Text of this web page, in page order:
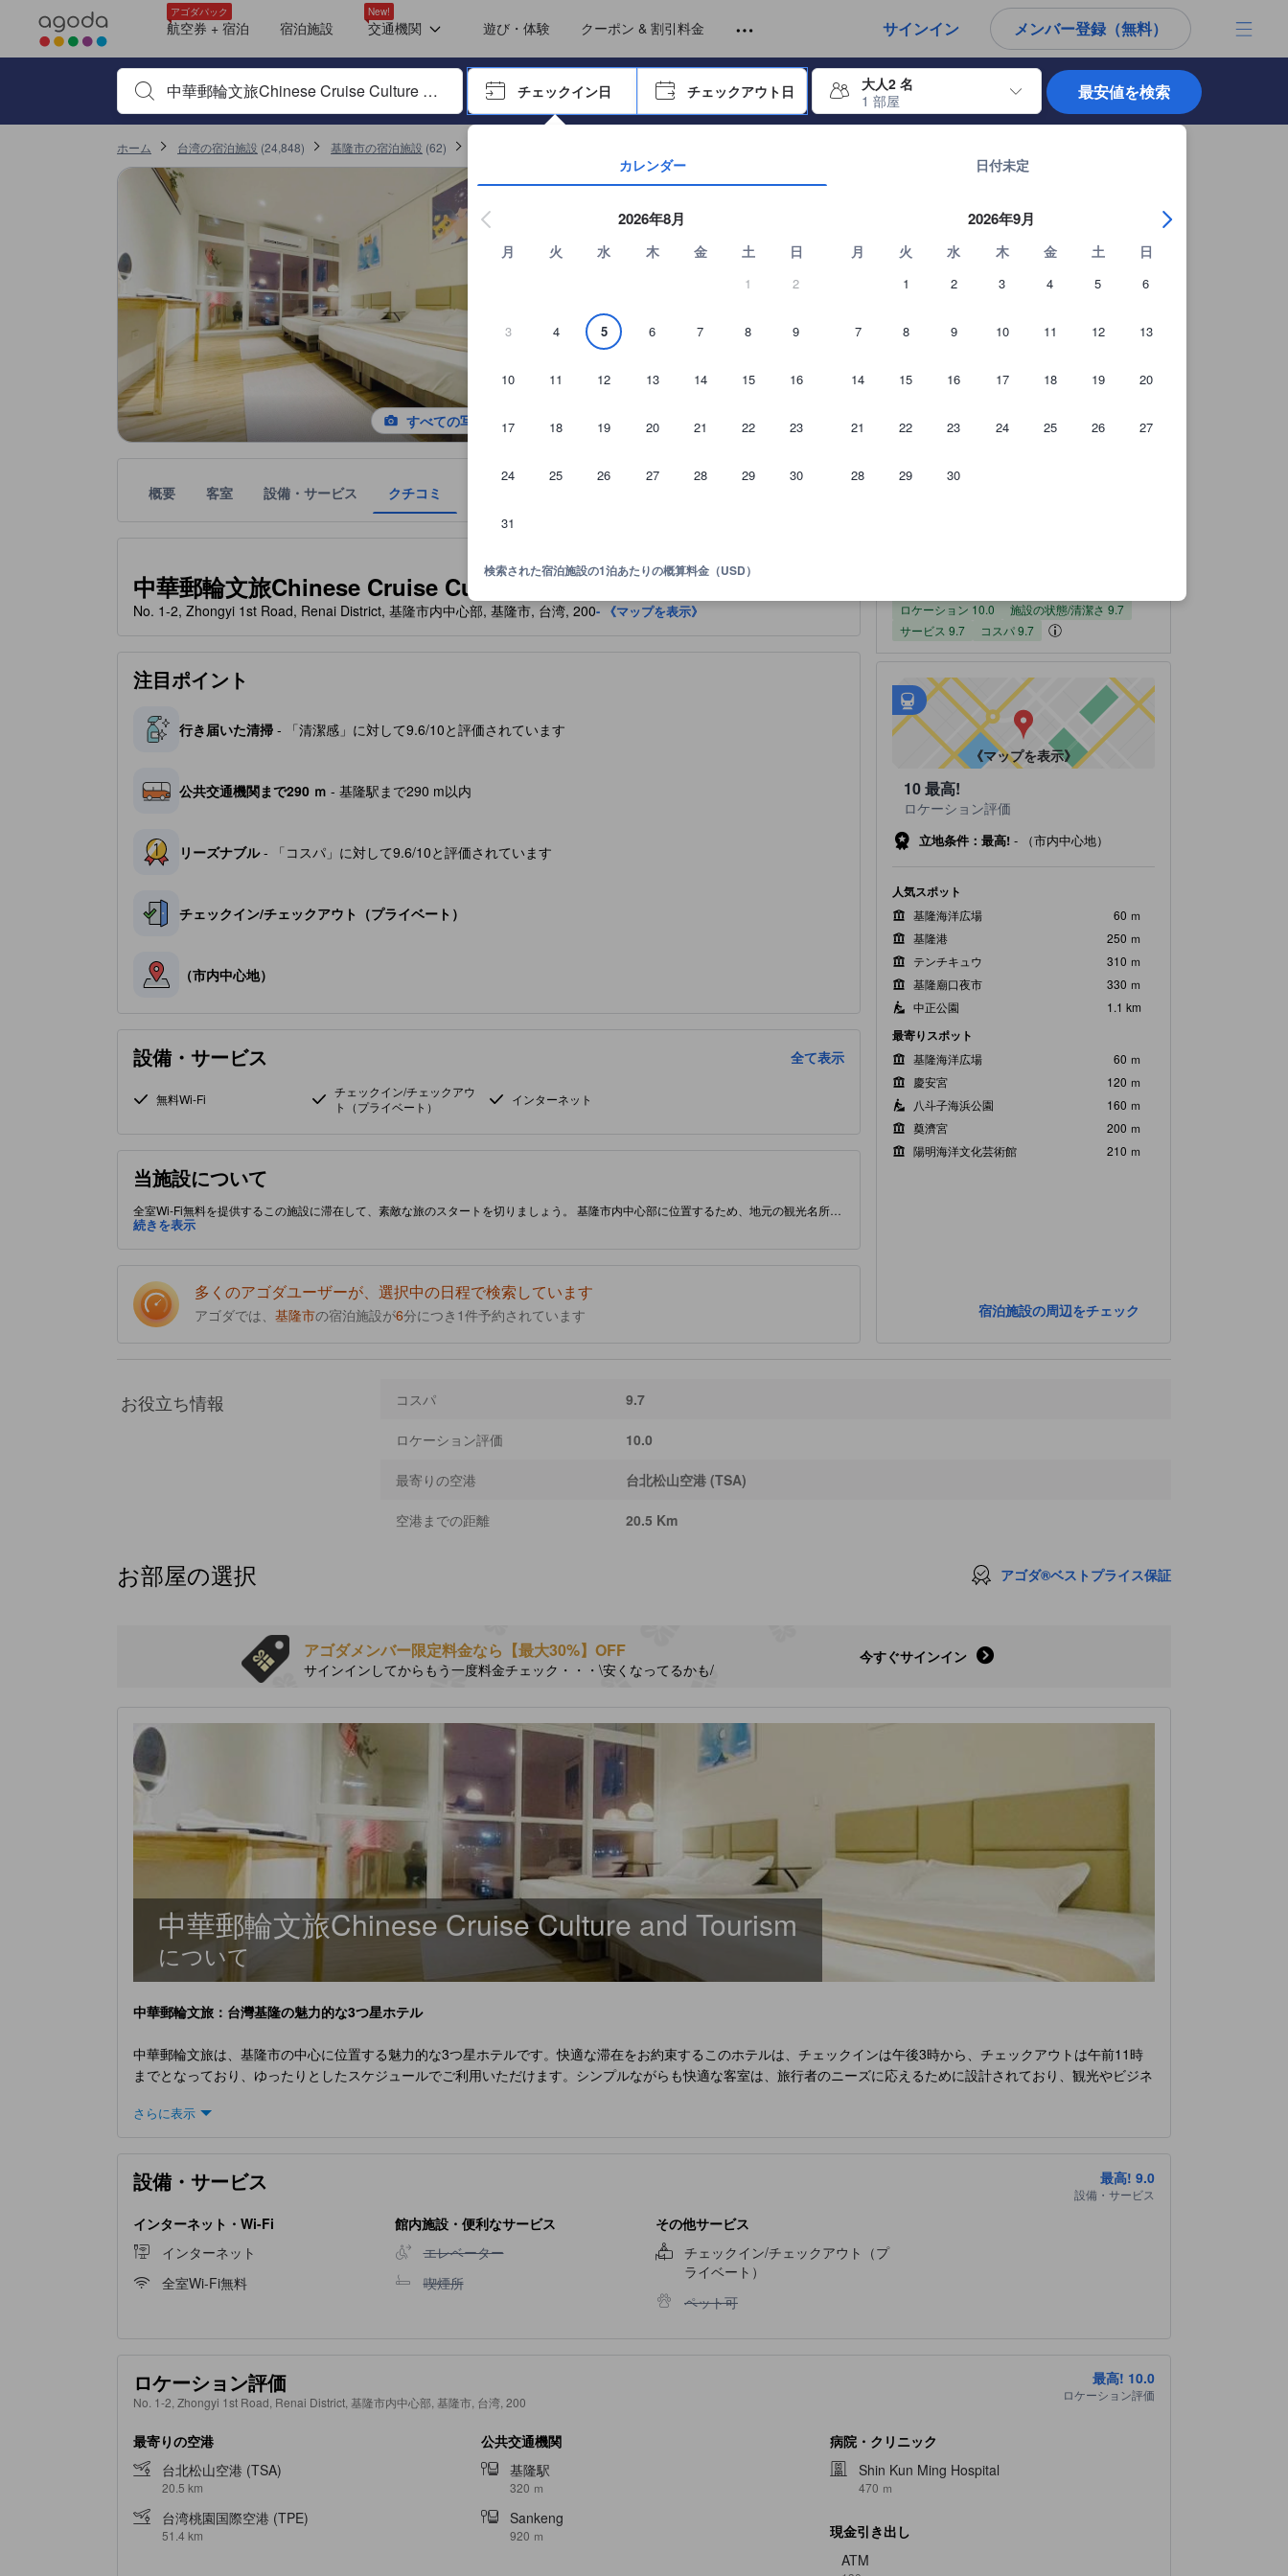
アゴダパック
航空券 + 宿泊 宿泊施設
New!
交通機関 遊び・体験 クーポン & 割引料金 サインイン メンバー登録（無料）
宿泊施設名やキーワードを入力し、矢印キーやタブキーで進み、エンターキーを押して内容を確定して、検索します。
チェックイン日 チェックアウト日
大人2 名
1 部屋
エンターキーを押して日付選択画面の操作を開始します。方向キーを使用して、チェックイン日とチェックアウト日を移動します。エンターキ
カレンダー 日付未定
2026年8月
月 火 水 木 金 土 日
1 2
3 4 5 6 7 8 9
10 11 12 13 14 15 16
17 18 19 20 21 22 23
24 25 26 27 28 29 30
31
2026年9月
月 火 水 木 金 土 日
1 2 3 4 5 6
7 8 9 10 11 12 13
14 15 16 17 18 19 20
21 22 23 24 25 26 27
28 29 30
検索された宿泊施設の1泊あたりの概算料金（USD）
最安値を検索
ホーム 台湾の宿泊施設 (24,848) 基隆市の宿泊施設 (62)
すべての写真を見る
概要 客室 設備・サービス クチコミ
中華郵輪文旅Chinese Cruise Culture and Tourism
No. 1-2, Zhongyi 1st Road, Renai District, 基隆市内中心部, 基隆市, 台湾, 200- 《マップを表示》
注目ポイント
行き届いた清掃 - 「清潔感」に対して9.6/10と評価されています
公共交通機関まで290 ｍ - 基隆駅まで290 m以内
リーズナブル- 「コスパ」に対して9.6/10と評価されています
チェックイン/チェックアウト（プライベート）
（市内中心地）
設備・サービス 全て表示
無料Wi-Fi
チェックイン/チェックアウ
ト（プライベート）
インターネット
当施設について
全室Wi-Fi無料を提供するこの施設に滞在して、素敵な旅のスタートを切りましょう。 基隆市内中心部に位置するため、地元の観光名所に
近くアクセスが便利です。 星評価3.0の当施設には、ご滞在の質と満足感を向上させるための設備が満載です。
続きを表示
多くのアゴダユーザーが、選択中の日程で検索しています
アゴダでは、 基隆市の宿泊施設が6分につき1件予約されています
ロケーション 10.0
施設の状態/清潔さ 9.7
サービス 9.7
コスパ 9.7
tooltip
アクセス抜群
• 最寄の駅：基隆駅（距離0.32km）
• 最寄の駅：Sankeng（距離0.92km）
《マップを表示》
10最高!
ロケーション評価
立地条件：最高! - （市内中心地）
人気スポット
基隆海洋広場
60 ｍ
基隆港
250 ｍ
テンチキュウ
310 ｍ
基隆廟口夜市
330 ｍ
中正公園
1.1 km
最寄りスポット
基隆海洋広場
60 ｍ
慶安宮
120 ｍ
八斗子海浜公園
160 ｍ
奠濟宮
200 ｍ
陽明海洋文化芸術館
210 ｍ
宿泊施設の周辺をチェック
お役立ち情報 コスパ 9.7
ロケーション評価 10.0
最寄りの空港 台北松山空港 (TSA)
空港までの距離 20.5 Km
お部屋の選択 アゴダ®ベストプライス保証
アゴダメンバー限定料金なら【最大30%】OFF
サインインしてからもう一度料金チェック・・・\安くなってるかも/
今すぐサインイン
中華郵輪文旅Chinese Cruise Culture and Tourism
について
中華郵輪文旅：台灣基隆の魅力的な3つ星ホテル
中華郵輪文旅は、基隆市の中心に位置する魅力的な3つ星ホテルです。快適な滞在をお約束するこのホテルは、チェックインは午後3時から、チェックアウトは午前11時
までとなっており、ゆったりとしたスケジュールでご利用いただけます。シンプルながらも快適な客室は、旅行者のニーズに応えるために設計されており、観光やビジネ
と静寂を重視した滞在が可能です。台湾の文化と美しい海の景色を楽しみながら、心地よい時間をお過ごしください。
中華郵輪文旅の周辺には、夜市の賑わいを楽しめる基隆廟口夜市があります。新鮮な海の幸や地元のグルメを味わいながら、活気あふれる雰囲気を満喫できます。また、
基隆港は台湾の重要な港湾として知られ、船の出入りや海の景色を楽しむことができ、海洋文化に触れる絶好のスポットです。さらに、歴史と文化を感じられる台湾省城
隍廟や基隆城隍廟では、地元の信仰や伝統を体験できます。緑豊かな中正公園や基隆中正公園では、散策やリラックスのひとときを過ごせ、訪れる人々に安らぎと自然の
美しさを提供します。
入れることができ、観光客にとって絶好の買い物スポットです。次に、伝統的な味を楽しめる傳利米糕では、もちもちとした米菓子の美味しさを堪能できます。夜になる
と、多くの屋台が軒を連ねる敦安夜市へと足を運び、地元のグルメやお土産品を楽しみながら、夜の街の活気を満喫できます。これらの場所は、文化と食の両面から基隆
の魅力を存分に体験できるおすすめのスポットです。
中華郵輪文旅の顧客満足度の高さ
中華郵輪文旅は、その卓越したサービスと優れた施設で多くのお客様から高い評価を得ています。特に清潔さに関しては満点の評価を受けており、快適で清潔な環境を提
供しています。また、立地条件も非常に良く、便利なロケーションに位置しているため、観光やビジネスの拠点として理想的です。スタッフの対応も非常に丁寧で、宿泊
者一人ひとりに寄り添ったおもてなしを心がけている点も、多くのリピーターを生む理由の一つです。コストパフォーマンスも高く、全体的にバランスの取れた優れた宿
さらに表示
設備・サービス 最高! 9.0
設備・サービス
インターネット・Wi-Fi
インターネット
全室Wi-Fi無料
館内施設・便利なサービス
エレベーター不可
エレベーター
喫煙所不可
喫煙所
その他サービス
チェックイン/チェックアウト（プ
ライベート）
ペット可不可
ペット可
ロケーション評価
No. 1-2, Zhongyi 1st Road, Renai District, 基隆市内中心部, 基隆市, 台湾, 200
最高! 10.0
ロケーション評価
最寄りの空港
台北松山空港 (TSA)
20.5 km
台湾桃園国際空港 (TPE)
51.4 km
公共交通機関
基隆駅
320 ｍ
Sankeng
920 ｍ
病院・クリニック
Shin Kun Ming Hospital
470 ｍ
現金引き出し
ATM
アゴダに掲載されているクチコミは実際に予約をし、宿泊を終えたゲストから提供されています。実際の経験に基づいた内容であるため、これから宿泊選びをされるユーザーにとっても参考となる信頼できる情報
ロケーションスコア 10点満点中10点 基隆市における高スコア
施設の状態/清潔さスコア 10点満点中9.7点 基隆市における高スコア
サービススコア 10点満点中9.7点 基隆市における高スコア
コスパスコア 10点満点中9.7点 基隆市における高スコア
施設・設備スコア 10点満点中9点 基隆市における高スコア